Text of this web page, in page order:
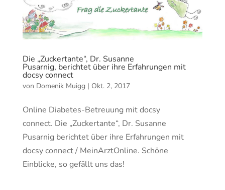
Die „Zuckertante“, Dr. Susanne
Pusarnig, berichtet über ihre Erfahrungen mit
docsy connect
von Domenik Muigg | Okt. 2, 2017
Online Diabetes-Betreuung mit docsy
connect. Die „Zuckertante“, Dr. Susanne
Pusarnig berichtet über ihre Erfahrungen mit
docsy connect / MeinArztOnline. Schöne
Einblicke, so gefällt uns das!